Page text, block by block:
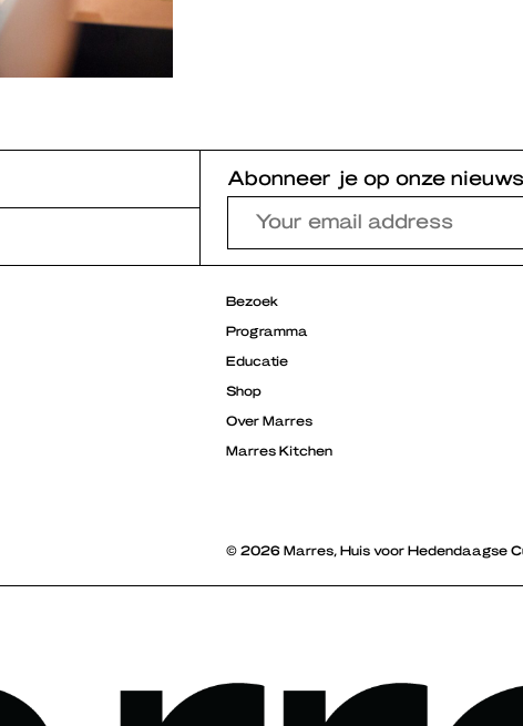
Abonneer je op onze
Bezoek
Programma
Educatie
Shop
Over Marres
Marres Kitchen
© 2026 Marres, Huis voor Hedendaagse